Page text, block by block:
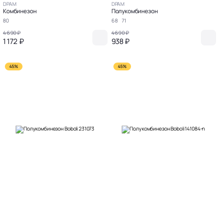
DPAM
Комбинезон
80
4 690 ₽
1 172 ₽
DPAM
Полукомбинезон
68
71
4 690 ₽
938 ₽
45% 45%